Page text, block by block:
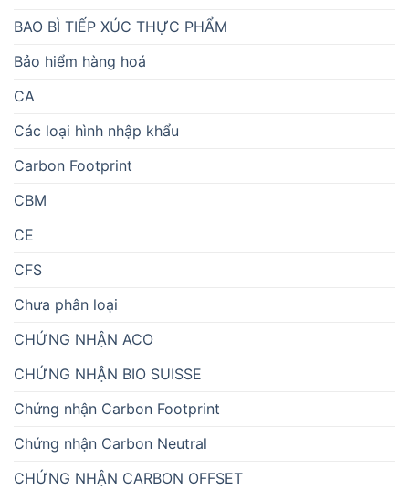
BAO BÌ TIẾP XÚC THỰC PHẨM
Bảo hiểm hàng hoá
CA
Các loại hình nhập khẩu
Carbon Footprint
CBM
CE
CFS
Chưa phân loại
CHỨNG NHẬN ACO
CHỨNG NHẬN BIO SUISSE
Chứng nhận Carbon Footprint
Chứng nhận Carbon Neutral
CHỨNG NHẬN CARBON OFFSET